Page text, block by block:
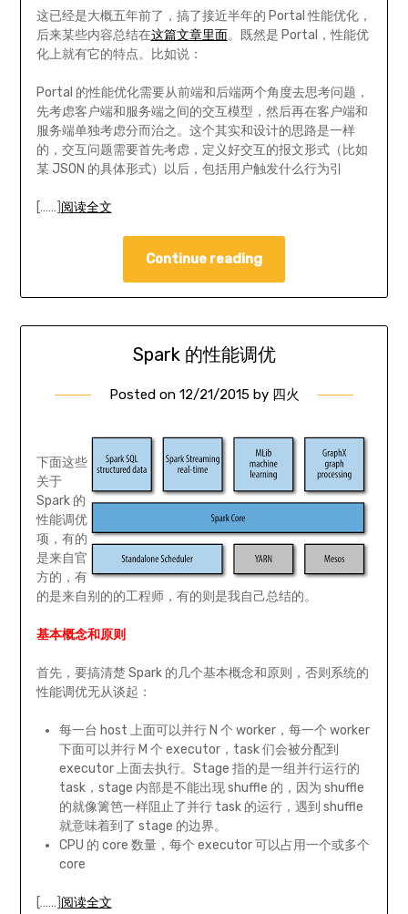
这已经是大概五年前了，搞了接近半年的 Portal 性能优化，
后来某些内容总结在这篇文章里面。既然是 Portal，性能优
化上就有它的特点。比如说：
Portal 的性能优化需要从前端和后端两个角度去思考问题，
先考虑客户端和服务端之间的交互模型，然后再在客户端和
服务端单独考虑分而治之。这个其实和设计的思路是一样
的，交互问题需要首先考虑，定义好交互的报文形式（比如
某 JSON 的具体形式）以后，包括用户触发什么行为引
[……] 阅读全文
Continue reading
Spark 的性能调优
Posted on 12/21/2015by 四火
下面这些
关于
Spark 的
性能调优
项，有的
是来自官
方的，有
的是来自别的的工程师，有的则是我自己总结的。
基本概念和原则
首先，要搞清楚 Spark 的几个基本概念和原则，否则系统的
性能调优无从谈起：
每一台 host 上面可以并行 N 个 worker，每一个 worker
下面可以并行 M 个 executor，task 们会被分配到
executor 上面去执行。Stage 指的是一组并行运行的
task，stage 内部是不能出现 shuffle 的，因为 shuffle
的就像篱笆一样阻止了并行 task 的运行，遇到 shuffle
就意味着到了 stage 的边界。
CPU 的 core 数量，每个 executor 可以占用一个或多个
core
[……] 阅读全文